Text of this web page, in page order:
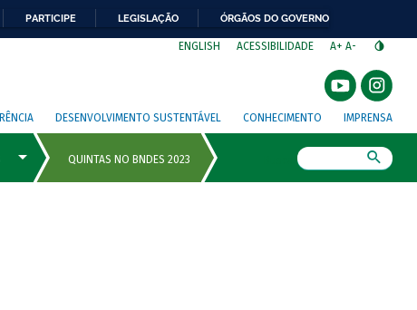
PARTICIPE LEGISLAÇÃO ÓRGÃOS DO GOVERNO
ENGLISH ACESSIBILIDADE A+ A-
DESENVOLVIMENTO SUSTENTÁVEL CONHECIMENTO IMPRENSA